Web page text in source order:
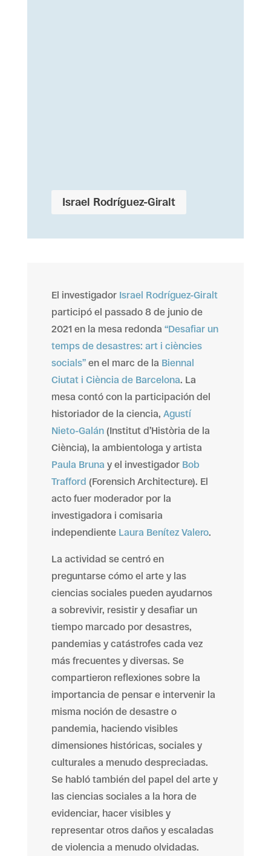
Israel Rodríguez-Giralt
El investigador Israel Rodríguez-Giralt
participó el passado 8 de junio de
2021 en la mesa redonda “Desafiar un
temps de desastres: art i ciències
socials”en el marc de la Biennal
Ciutat i Ciència de Barcelona. La
mesa contó con la participación del
historiador de la ciencia, Agustí
Nieto-Galán(Institut d’Història de la
Ciència), la ambientologa y artista
Paula Bruna y el investigador Bob
Trafford (Forensich Architecture). El
acto fuer moderador por la
investigadora i comisaria
independiente Laura Benítez Valero.
La actividad se centró en
preguntarse cómo el arte y las
ciencias sociales pueden ayudarnos
a sobrevivir, resistir y desafiar un
tiempo marcado por desastres,
pandemias y catástrofes cada vez
más frecuentes y diversas. Se
compartieron reflexiones sobre la
importancia de pensar e intervenir la
misma noción de desastre o
pandemia, haciendo visibles
dimensiones históricas, sociales y
culturales a menudo despreciadas.
Se habló también del papel del arte y
las ciencias sociales a la hora de
evidenciar, hacer visibles y
representar otros daños y escaladas
de violencia a menudo olvidadas.